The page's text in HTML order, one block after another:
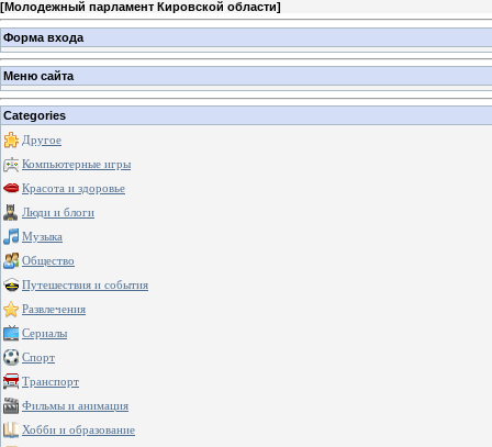
[Молодежный парламент Кировской области]
Форма входа
Меню сайта
Categories
Другое
Компьютерные игры
Красота и здоровье
Люди и блоги
Музыка
Общество
Путешествия и события
Развлечения
Сериалы
Спорт
Транспорт
Фильмы и анимация
Хобби и образование